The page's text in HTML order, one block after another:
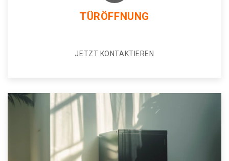
TÜRÖFFNUNG
JETZT KONTAKTIEREN